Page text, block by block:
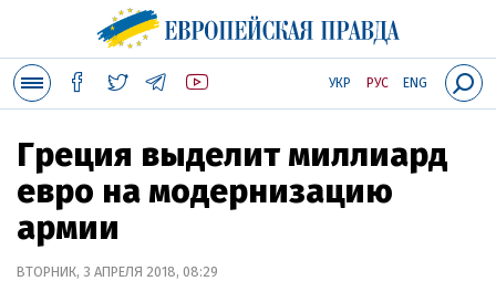
УКР РУС ENG
Греция выделит миллиард
евро на модернизацию
армии
ВТОРНИК, 3 АПРЕЛЯ 2018, 08:29